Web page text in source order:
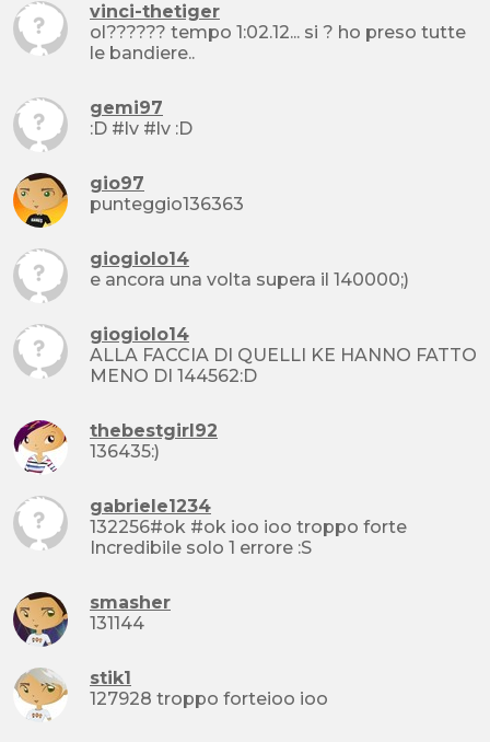
vinci-thetiger
ol?????? tempo 1:02.12... si ? ho preso tutte
le bandiere..
gemi97
:D #lv #lv :D
gio97
punteggio136363
giogiolo14
e ancora una volta supera il 140000;)
giogiolo14
ALLA FACCIA DI QUELLI KE HANNO FATTO
MENO DI 144562:D
thebestgirl92
136435:)
gabriele1234
132256#ok #ok ioo ioo troppo forte
Incredibile solo 1 errore :S
smasher
131144
stik1
127928 troppo forteioo ioo